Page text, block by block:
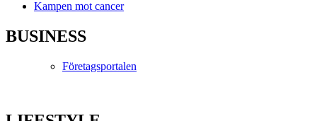
Kampen mot cancer
BUSINESS
Företagsportalen